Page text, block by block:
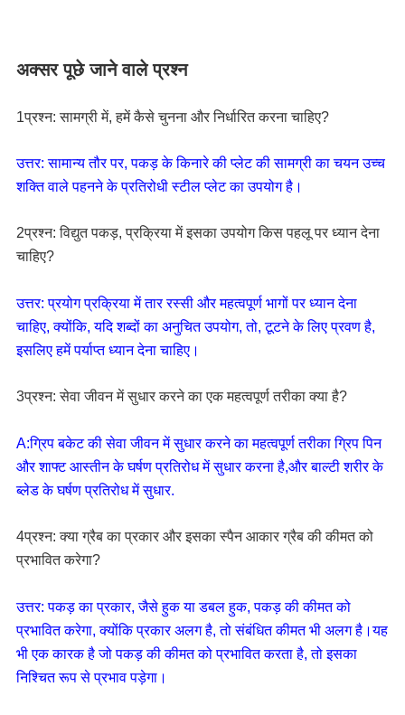
अक्सर पूछे जाने वाले प्रश्न
1प्रश्न: सामग्री में, हमें कैसे चुनना और निर्धारित करना चाहिए?
उत्तर: सामान्य तौर पर, पकड़ के किनारे की प्लेट की सामग्री का चयन उच्च
शक्ति वाले पहनने के प्रतिरोधी स्टील प्लेट का उपयोग है।
2प्रश्न: विद्युत पकड़, प्रक्रिया में इसका उपयोग किस पहलू पर ध्यान देना
चाहिए?
उत्तर: प्रयोग प्रक्रिया में तार रस्सी और महत्वपूर्ण भागों पर ध्यान देना
चाहिए, क्योंकि, यदि शब्दों का अनुचित उपयोग, तो, टूटने के लिए प्रवण है,
इसलिए हमें पर्याप्त ध्यान देना चाहिए।
3प्रश्न: सेवा जीवन में सुधार करने का एक महत्वपूर्ण तरीका क्या है?
A:ग्रिप बकेट की सेवा जीवन में सुधार करने का महत्वपूर्ण तरीका ग्रिप पिन
और शाफ्ट आस्तीन के घर्षण प्रतिरोध में सुधार करना है,और बाल्टी शरीर के
ब्लेड के घर्षण प्रतिरोध में सुधार.
4प्रश्न: क्या ग्रैब का प्रकार और इसका स्पैन आकार ग्रैब की कीमत को
प्रभावित करेगा?
उत्तर: पकड़ का प्रकार, जैसे हुक या डबल हुक, पकड़ की कीमत को
प्रभावित करेगा, क्योंकि प्रकार अलग है, तो संबंधित कीमत भी अलग है।यह
भी एक कारक है जो पकड़ की कीमत को प्रभावित करता है, तो इसका
निश्चित रूप से प्रभाव पड़ेगा।